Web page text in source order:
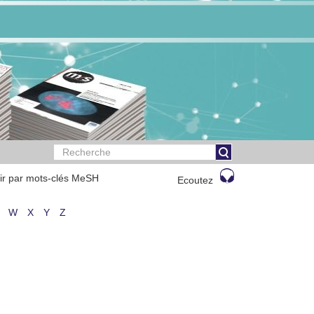
par mots-clés MeSH Ecoutez
W X Y Z